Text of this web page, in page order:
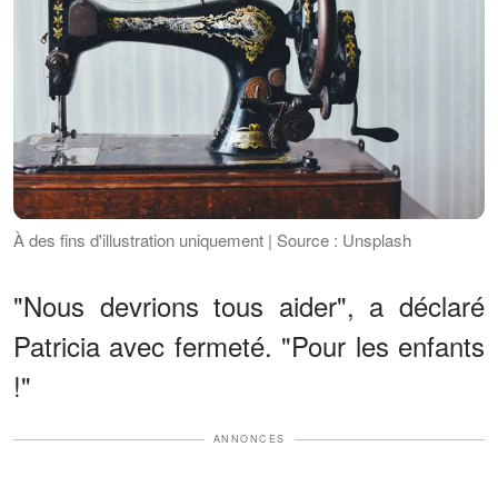
À des fins d'illustration uniquement | Source : Unsplash
"Nous devrions tous aider", a déclaré
Patricia avec fermeté. "Pour les enfants
!"
ANNONCES